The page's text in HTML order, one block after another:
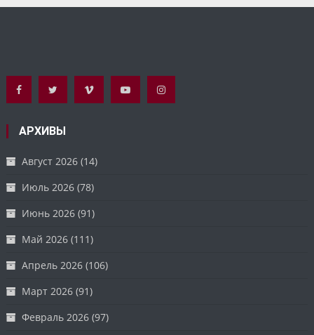
АРХИВЫ
Август 2026 (14)
Июль 2026 (78)
Июнь 2026 (91)
Май 2026 (111)
Апрель 2026 (106)
Март 2026 (91)
Февраль 2026 (97)